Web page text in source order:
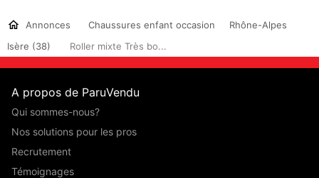
Annonces Chaussures enfant occasion
Rhône-Alpes
Isère (38)
Roller mixte Très bo...
A propos de ParuVendu
Qui sommes-nous?
Nos solutions pour les pros
Recrutement
Témoignages